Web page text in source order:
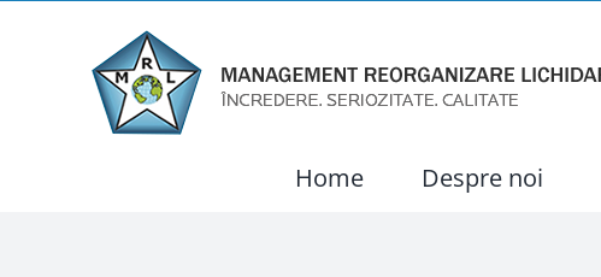
Home Despre noi